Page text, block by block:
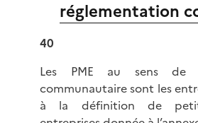
réglementation
40
Les PME au sens de
communautaire sont les
à la définition de